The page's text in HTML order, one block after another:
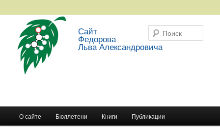
Сайт
Федорова
Льва Александровича
Перейти к основному содержимому
Перейти к дополнительному содержимому
О сайте Бюллетени Книги Публикации